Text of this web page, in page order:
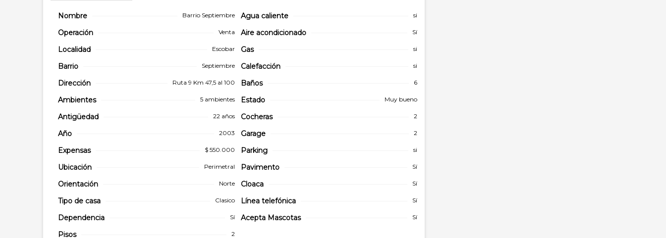
Nombre Barrio Septiembre
Operación Venta
Localidad Escobar
Barrio Septiembre
Dirección Ruta 9 Km 47,5 al 100
Ambientes 5 ambientes
Antigüedad 22 años
Año 2003
Expensas $ 550.000
Ubicación Perimetral
Orientación Norte
Tipo de casa Clasico
Dependencia Sí
Pisos 2
Agua caliente si
Aire acondicionado Sí
Gas si
Calefacción si
Baños 6
Estado Muy bueno
Cocheras 2
Garage 2
Parking si
Pavimento Sí
Cloaca Sí
Línea telefónica Sí
Acepta Mascotas Sí